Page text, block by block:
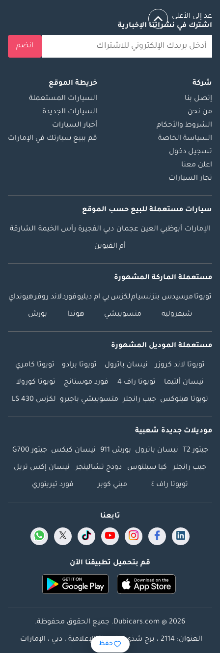
حفظ
عد إلى الأعلى
اشترك في نشراتنا الإخبارية
انضم
شركة
إتصل بنا
من نحن
الشروط والأحكام
السياسة الخاصة
تسجيل دخول
اعلن معنا
تجار السيارات
خريطة الموقع
السيارات المستعملة
السيارات الجديدة
أخبار السيارات
قم ببيع سيارتك في الإمارات
سيارات مستعملة للبيع حسب الموقع
الإمارات أبوظبي العين عجمان دبي الفجيرة رأس الخيمة الشارقة
أم القيوين
مستعملة الماركة المشهورة
تويوتا مرسيدس بنزنسياملكزس بي ام دبليوفوردلاند روفرهيونداي
شيفروليه متسوبيشي هوندا بورش
مستعملة الموديل المشهورة
تويوتا لاند كروزر نيسان باترول تويوتا برادو تويوتا كامري
نيسان ألتيما تويوتا راف 4 فورد موستانج تويوتا كورولا
تويوتا هيلوكس جيب رانجلر متسوبيشي باجيرو لكزس LS 430
موديلات جديدة شعبية
جيتور T2 نيسان باترول بورش 911 نيسان كيكس جيتور G700
جيب رانجلر كيا سيلتوس دودج تشالينجر نيسان إكس تريل
تويوتا راف ٤ ميني كوبر فورد تيريتوري
تابعنا
قم بتحميل تطبيقنا الآن
Dubicars.com @ 2026. جميع الحقوق محفوظة.
العنوان: 2114 ، برج شذى ، المدينة الإعلامية ، دبي ، الإمارات